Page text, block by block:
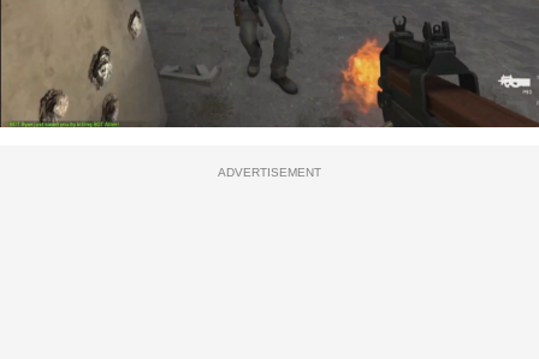
ADVERTISEMENT